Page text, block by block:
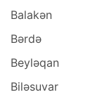
Balakən
Bərdə
Beyləqan
Biləsuvar